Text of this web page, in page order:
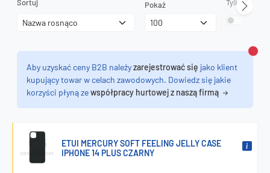
Sortuj Pokaż Tylko
Aby uzyskać ceny B2B należyzarejestrować się jako klient
kupujący towar w celach zawodowych. Dowiedz się jakie
korzyści płyną zewspółpracy hurtowej z naszą firmą
ETUI MERCURY SOFT FEELING JELLY CASE
IPHONE 14 PLUS CZARNY